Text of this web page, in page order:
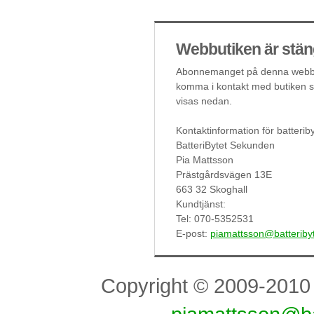
Webbutiken är
Abonnemanget på denna
komma i kontakt med butiken
visas nedan.
Kontaktinformation för
BatteriBytet Sekunden
Pia Mattsson
Prästgårdsvägen 13E
663 32 Skoghall
Kundtjänst:
Tel: 070-5352531
E-post:
Copyright © 2009-